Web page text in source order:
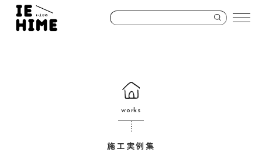
works
施工実例集